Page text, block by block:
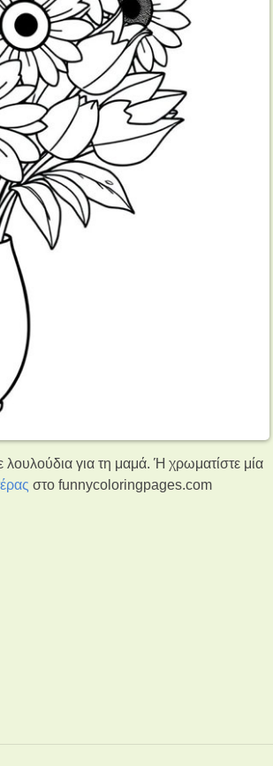
για τη μαμά. Ή χρωματίστε μία
στο funnycoloringpages.com